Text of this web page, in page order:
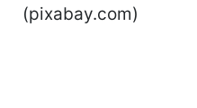
(pixabay.com)